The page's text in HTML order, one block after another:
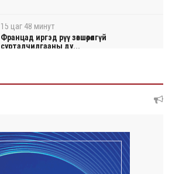
15 цаг 48 минут
Францад иргэд рүү зөвшөөрөлгүй
сурталчилгааны ду...
15 цаг 52 минут
15 цаг 55 минут
Автомашины улсын дугаар сондгой